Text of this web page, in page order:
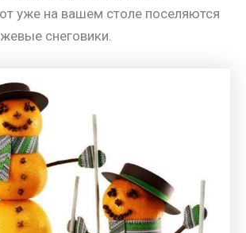
уже на вашем столе поселяются
снеговики.